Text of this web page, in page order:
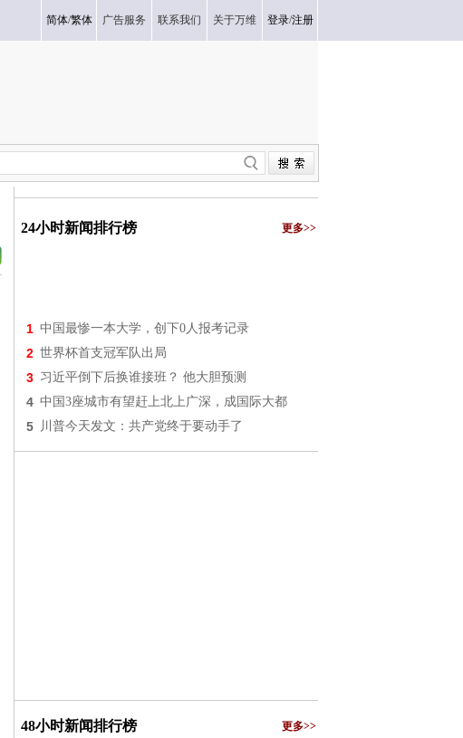
简体/繁体 广告服务 联系我们 关于万维 登录/注册
24小时新闻排行榜 更多>>
1 中国最惨一本大学，创下0人报考记录
2 世界杯首支冠军队出局
3 习近平倒下后换谁接班？ 他大胆预测
4 中国3座城市有望赶上北上广深，成国际大都
5 川普今天发文：共产党终于要动手了
48小时新闻排行榜 更多>>